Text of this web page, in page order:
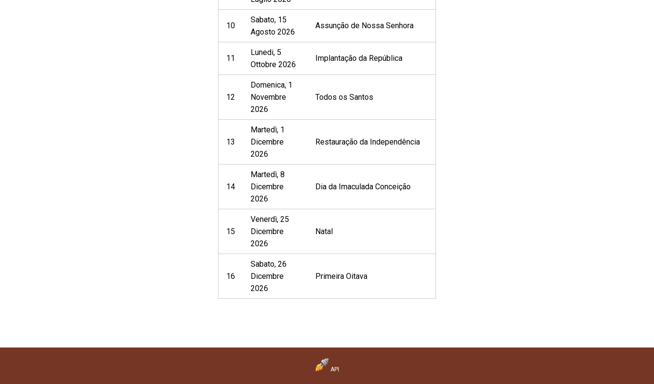
10
Sabato, 15
Agosto 2026
Assunção de Nossa Senhora
11
Lunedi, 5
Ottobre 2026
Implantação da República
12
Domenica, 1
Novembre
2026
Todos os Santos
13
Martedì, 1
Dicembre
2026
Restauração da Independência
14
Martedì, 8
Dicembre
2026
Dia da Imaculada Conceição
15
Venerdì, 25
Dicembre
2026
Natal
16
Sabato, 26
Dicembre
2026
Primeira Oitava
API